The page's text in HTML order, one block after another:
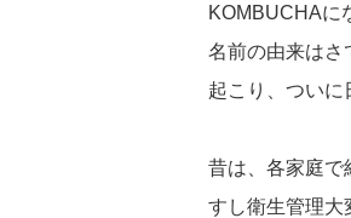
KOMBUCHAに
名前の由来はさ
起こり、ついに
昔は、各家庭で
すし衛生管理大